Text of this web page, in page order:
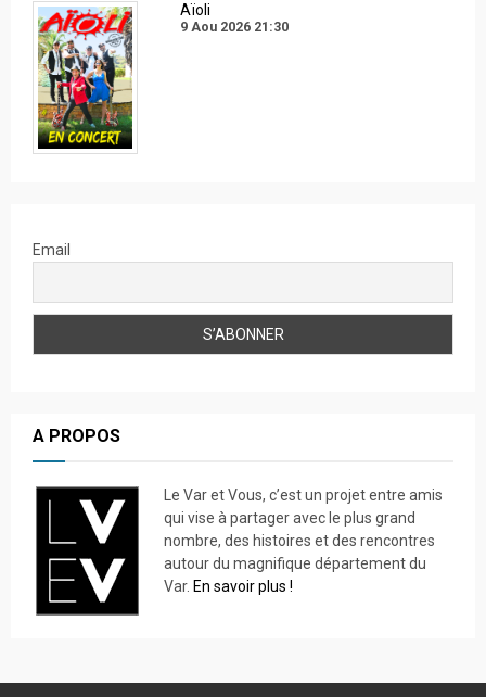
Aïoli
9 Aou 2026 21:30
Email
A PROPOS
Le Var et Vous, c’est un projet entre amis
qui vise à partager avec le plus grand
nombre, des histoires et des rencontres
autour du magnifique département du
Var. En savoir plus !